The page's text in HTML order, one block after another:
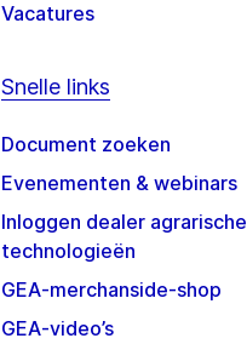
Vacatures
Snelle links
Document zoeken
Evenementen & webinars
Inloggen dealer agrarische
technologieën
GEA-merchanside-shop
GEA-video’s